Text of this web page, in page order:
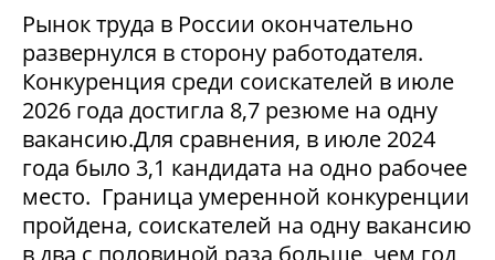
Рынок труда в России окончательно
развернулся в сторону работодателя.
Конкуренция среди соискателей в июле
2026 года достигла 8,7 резюме на одну
вакансию.Для сравнения, в июле 2024
года было 3,1 кандидата на одно рабочее
место. Граница умеренной конкуренции
пройдена, соискателей на одну вакансию
в два с половиной раза больше, чем год